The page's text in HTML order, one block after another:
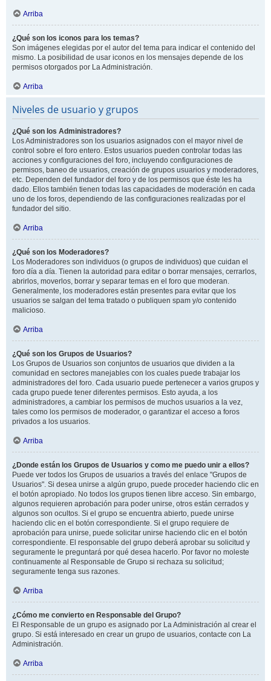
Arriba
¿Qué son los iconos para los temas?
Son imágenes elegidas por el autor del tema para indicar el contenido del
mismo. La posibilidad de usar iconos en los mensajes depende de los
permisos otorgados por La Administración.
Arriba
Niveles de usuario y grupos
¿Qué son los Administradores?
Los Administradores son los usuarios asignados con el mayor nivel de
control sobre el foro entero. Estos usuarios pueden controlar todas las
acciones y configuraciones del foro, incluyendo configuraciones de
permisos, baneo de usuarios, creación de grupos usuarios y moderadores,
etc. Dependen del fundador del foro y de los permisos que éste les ha
dado. Ellos también tienen todas las capacidades de moderación en cada
uno de los foros, dependiendo de las configuraciones realizadas por el
fundador del sitio.
Arriba
¿Qué son los Moderadores?
Los Moderadores son individuos (o grupos de individuos) que cuidan el
foro día a día. Tienen la autoridad para editar o borrar mensajes, cerrarlos,
abrirlos, moverlos, borrar y separar temas en el foro que moderan.
Generalmente, los moderadores están presentes para evitar que los
usuarios se salgan del tema tratado o publiquen spam y/o contenido
malicioso.
Arriba
¿Qué son los Grupos de Usuarios?
Los Grupos de Usuarios son conjuntos de usuarios que dividen a la
comunidad en sectores manejables con los cuales puede trabajar los
administradores del foro. Cada usuario puede pertenecer a varios grupos y
cada grupo puede tener diferentes permisos. Esto ayuda, a los
administradores, a cambiar los permisos de muchos usuarios a la vez,
tales como los permisos de moderador, o garantizar el acceso a foros
privados a los usuarios.
Arriba
¿Donde están los Grupos de Usuarios y como me puedo unir a ellos?
Puede ver todos los Grupos de usuarios a través del enlace "Grupos de
Usuarios". Si desea unirse a algún grupo, puede proceder haciendo clic en
el botón apropiado. No todos los grupos tienen libre acceso. Sin embargo,
algunos requieren aprobación para poder unirse, otros están cerrados y
algunos son ocultos. Si el grupo se encuentra abierto, puede unirse
haciendo clic en el botón correspondiente. Si el grupo requiere de
aprobación para unirse, puede solicitar unirse haciendo clic en el botón
correspondiente. El responsable del grupo deberá aprobar su solicitud y
seguramente le preguntará por qué desea hacerlo. Por favor no moleste
continuamente al Responsable de Grupo si rechaza su solicitud;
seguramente tenga sus razones.
Arriba
¿Cómo me convierto en Responsable del Grupo?
El Responsable de un grupo es asignado por La Administración al crear el
grupo. Si está interesado en crear un grupo de usuarios, contacte con La
Administración.
Arriba